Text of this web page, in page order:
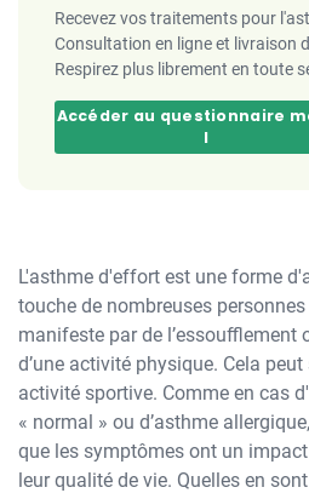
Recevez vos traitements pour
Consultation en ligne et livraison
Respirez plus librement en toute
Accéder au questionnaire
l
L'asthme d'effort est une forme
touche de nombreuses
manifeste par de l’essoufflement
d’une activité physique. Cela
activité sportive. Comme en cas
« normal » ou d’asthme
que les symptômes ont un
leur qualité de vie. Quelles en